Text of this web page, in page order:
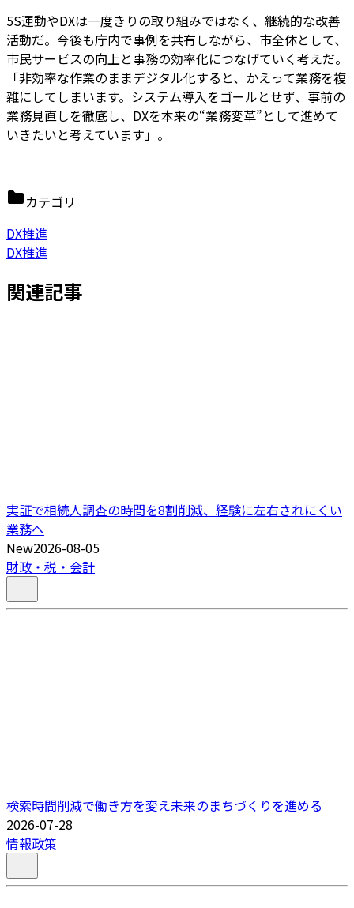
5S運動やDXは一度きりの取り組みではなく、継続的な改善
活動だ。今後も庁内で事例を共有しながら、市全体として、
市民サービスの向上と事務の効率化につなげていく考えだ。
「非効率な作業のままデジタル化すると、かえって業務を複
雑にしてしまいます。システム導入をゴールとせず、事前の
業務見直しを徹底し、DXを本来の“業務変革”として進めて
いきたいと考えています」。
カテゴリ
DX推進
DX推進
関連記事
実証で相続人調査の時間を8割削減、経験に左右されにくい
業務へ
New2026-08-05
財政・税・会計
検索時間削減で働き方を変え未来のまちづくりを進める
2026-07-28
情報政策